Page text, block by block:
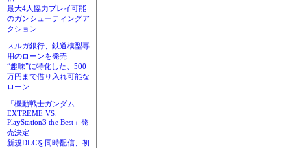
最大4人協力プレイ可能
のガンシューティングア
クション
スルガ銀行、鉄道模型専
用のローンを発売
“趣味”に特化した、500
万円まで借り入れ可能な
ローン
「機動戦士ガンダム
EXTREME VS.
PlayStation3 the Best」発
売決定
新規DLCを同時配信、初